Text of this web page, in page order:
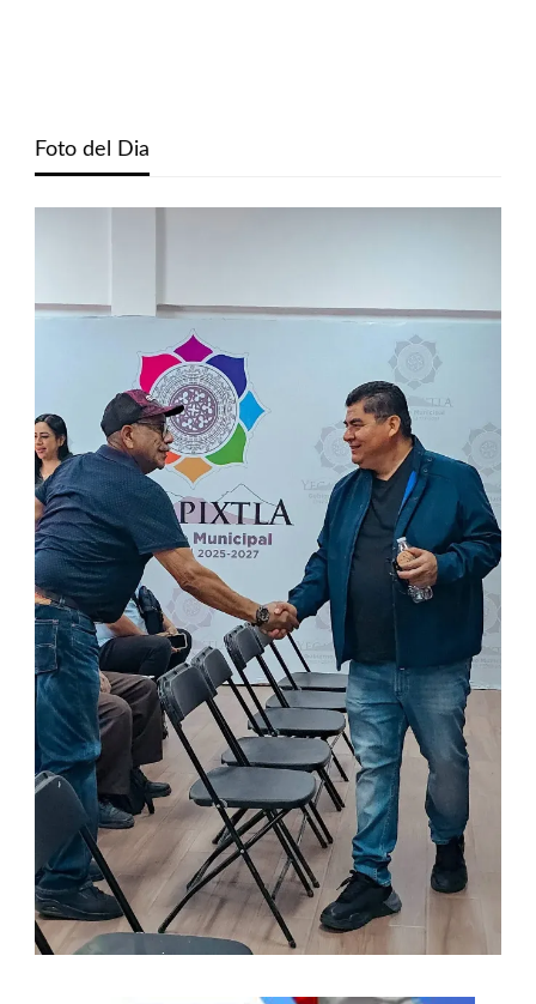
Foto del Dia